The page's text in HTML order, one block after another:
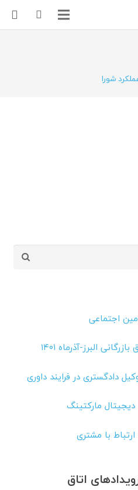
شورا
اجتماعی
البرز-آذرماه ۱۴۰۱
دادگستری در فرایند داوری
مارکتینگ
با مشتری
اتاق